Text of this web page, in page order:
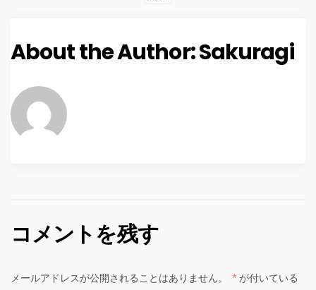
About the Author:Sakuragi
コメントを残す
メールアドレスが公開されることはありません。 * が付いている